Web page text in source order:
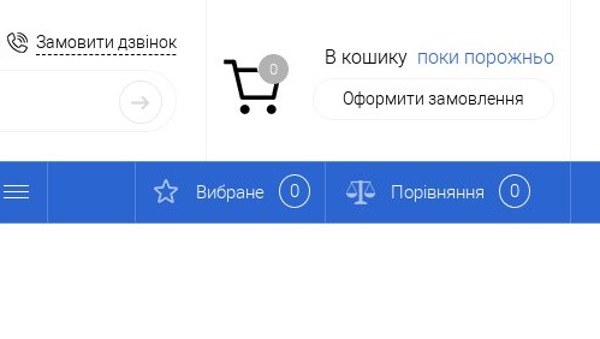
Замовити дзвінок
0
В кошику поки порожньо
Оформити замовлення
Вибране 0 Порівняння 0